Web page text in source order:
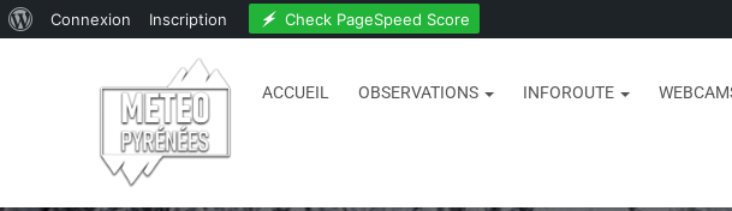
Connexion Inscription Check PageSpeed Score
ACCUEIL OBSERVATIONS INFOROUTE